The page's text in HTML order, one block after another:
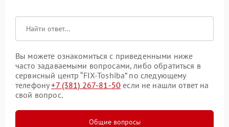
Вы можете ознакомиться с приведенными ниже
часто задаваемыми вопросами, либо обратиться в
сервисный центр “FIX-Toshiba” по следующему
телефону+7 (381) 267-81-50 если не нашли ответ на
свой вопрос.
Общие вопросы